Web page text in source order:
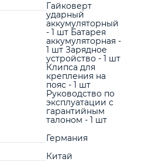
Гайковерт
ударный
аккумуляторный
- 1 шт Батарея
аккумуляторная -
1 шт Зарядное
устройство - 1 шт
Клипса для
крепления на
пояс - 1 шт
Руководство по
эксплуатации с
гарантийным
талоном - 1 шт
Германия
Китай